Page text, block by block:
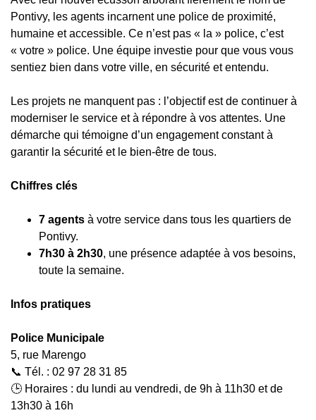
Pontivy, les agents incarnent une police de proximité,
humaine et accessible. Ce n’est pas « la » police, c’est
« votre » police. Une équipe investie pour que vous vous
sentiez bien dans votre ville, en sécurité et entendu.
Les projets ne manquent pas : l’objectif est de continuer à
moderniser le service et à répondre à vos attentes. Une
démarche qui témoigne d’un engagement constant à
garantir la sécurité et le bien-être de tous.
Chiffres clés
7 agents à votre service dans tous les quartiers de
Pontivy.
7h30 à 2h30, une présence adaptée à vos besoins,
toute la semaine.
Infos pratiques
Police Municipale
5, rue Marengo
📞 Tél. : 02 97 28 31 85
🕒 Horaires : du lundi au vendredi, de 9h à 11h30 et de
13h30 à 16h